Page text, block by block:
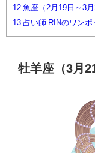
12 魚座（2月19日～3月
13 占い師 RINのワンポ
牡羊座（3月